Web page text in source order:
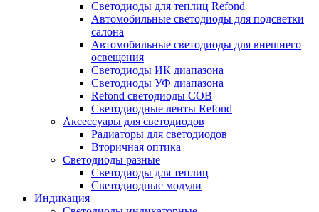
Светодиоды для теплиц Refond
Автомобильные светодиоды для подсветки
салона
Автомобильные светодиоды для внешнего
освещения
Светодиоды ИК диапазона
Светодиоды УФ диапазона
Refond светодиоды COB
Светодиодные ленты Refond
Аксессуары для светодиодов
Радиаторы для светодиодов
Вторичная оптика
Светодиоды разные
Светодиоды для теплиц
Светодиодные модули
Индикация